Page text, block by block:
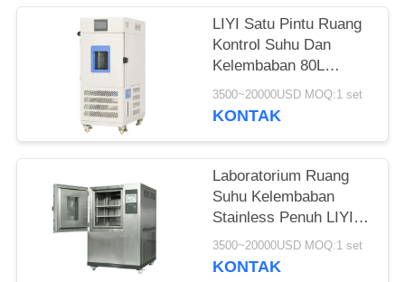
LIYI Satu Pintu Ruang
Kontrol Suhu Dan
Kelembaban 80L
Dengan Perangkat
Penerangan
3500~20000USD MOQ:1 set
KONTAK
Laboratorium Ruang
Suhu Kelembaban
Stainless Penuh LIYI
Menggunakan CE
Disetujui
3500~20000USD MOQ:1 set
KONTAK